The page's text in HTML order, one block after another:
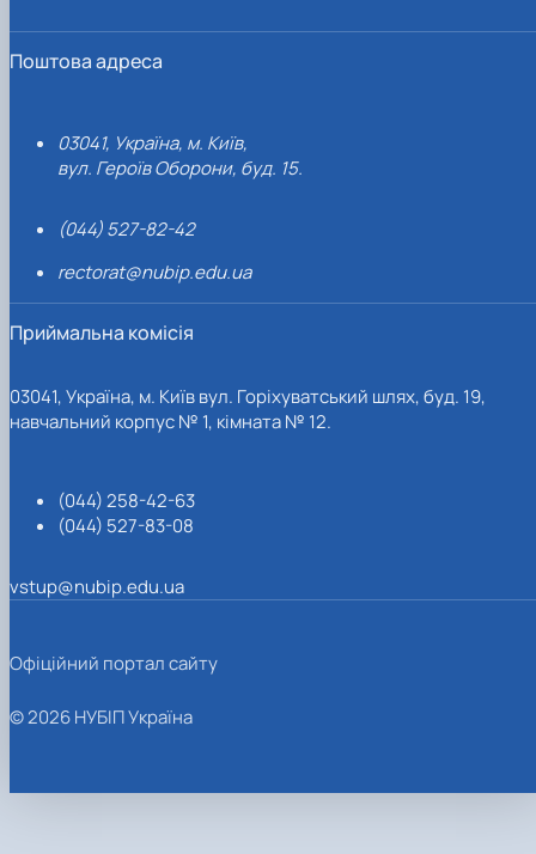
Поштова адреса
03041, Україна, м. Київ,
вул. Героїв Оборони, буд. 15.
(044) 527-82-42
rectorat@nubip.edu.ua
Приймальна комісія
03041, Україна, м. Київ вул. Горіхуватський шлях, буд. 19,
навчальний корпус № 1, кімната № 12.
(044) 258-42-63
(044) 527-83-08
vstup@nubip.edu.ua
Офіційний портал сайту
© 2026 НУБІП Україна